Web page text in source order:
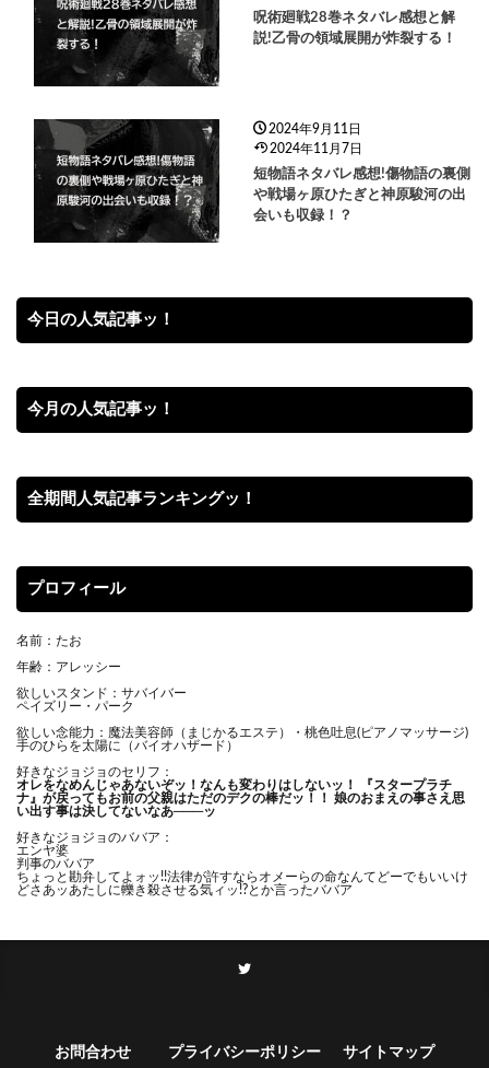
呪術廻戦28巻ネタバレ感想と解
説!乙骨の領域展開が炸裂する！
2024年9月11日
2024年11月7日
短物語ネタバレ感想!傷物語の裏側
や戦場ヶ原ひたぎと神原駿河の出
会いも収録！？
今日の人気記事ッ！
今月の人気記事ッ！
全期間人気記事ランキングッ！
プロフィール
名前：たお
年齢：アレッシー
欲しいスタンド：サバイバー
ペイズリー・パーク
欲しい念能力：魔法美容師（まじかるエステ）・桃色吐息(ピアノマッサージ)
手のひらを太陽に（バイオハザード）
好きなジョジョのセリフ：
オレをなめんじゃあないぞッ！ なんも変わりはしないッ！ 『スタープラチ
ナ』が戻ってもお前の父親はただのデクの棒だッ！！ 娘のおまえの事さえ思
い出す事は決してないなあ───ッ
好きなジョジョのババア：
エンヤ婆
判事のババア
ちょっと勘弁してよォッ!!法律が許すならオメーらの命なんてどーでもいいけ
どさあッあたしに轢き殺させる気ィッ!?とか言ったババア
お問合わせ プライバシーポリシー サイトマップ